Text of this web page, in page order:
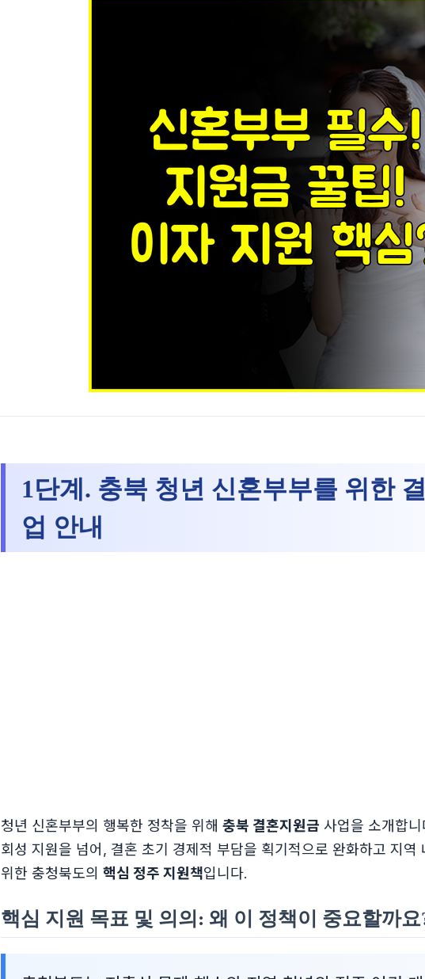
1단계. 충북 청년 신혼부부를 위한
업 안내
청년 신혼부부의 행복한 정착을 위해충북 결혼지원금 사업을 소개합
회성 지원을 넘어, 결혼 초기 경제적 부담을 획기적으로 완화하고 지역
위한 충청북도의핵심 정주 지원책입니다.
핵심 지원 목표 및 의의: 왜 이 정책이 중요할까요